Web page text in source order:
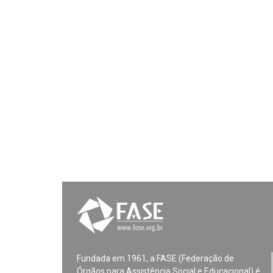
Fundada em 1961, a FASE (Federação de